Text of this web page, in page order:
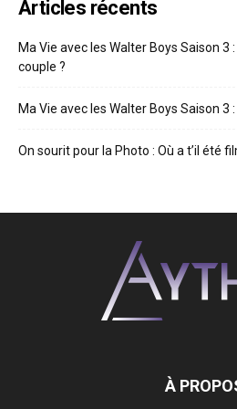
Articles récents
Ma Vie avec les Walter Boys Saison 3
couple ?
Ma Vie avec les Walter Boys Saison 3
On sourit pour la Photo : Où a t’il été
À